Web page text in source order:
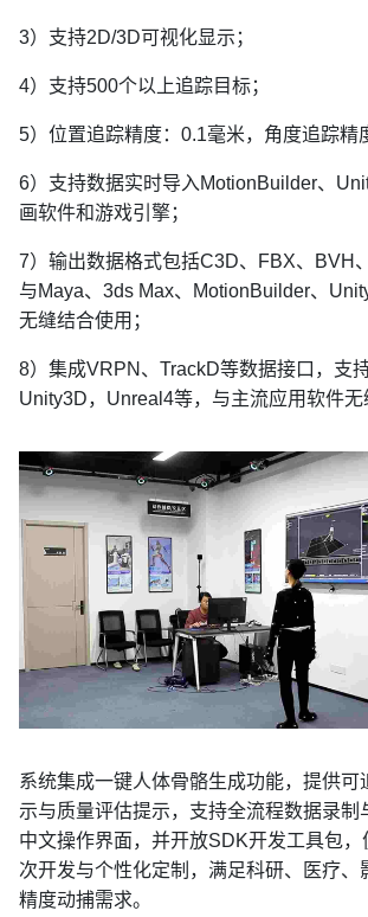
3）支持2D/3D可视化显示；
4）支持500个以上追踪目标；
5）位置追踪精度：0.1毫米，角度追踪精
6）支持数据实时导入MotionBuilder、
画软件和游戏引擎；
7）输出数据格式包括C3D、FBX、BVH
与Maya、3ds Max、MotionBuilder、
无缝结合使用；
8）集成VRPN、TrackD等数据接口，支
Unity3D，Unreal4等，与主流应用软件无
系统集成一键人体骨骼生成功能，提供可
示与质量评估提示，支持全流程数据录制
中文操作界面，并开放SDK开发工具包，
次开发与个性化定制，满足科研、医疗、
精度动捕需求。